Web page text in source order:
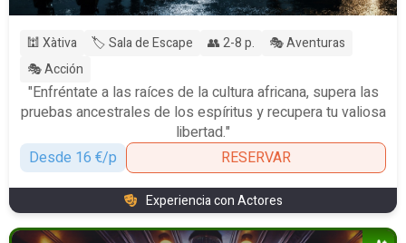
🕍 Xàtiva 🏷️ Sala de Escape 👥 2-8 p.
🎭 Aventuras
🎭 Acción
"Enfréntate a las raíces de la cultura africana, supera las
pruebas ancestrales de los espíritus y recupera tu valiosa
libertad."
Desde 16 €/p
RESERVAR
Experiencia con Actores